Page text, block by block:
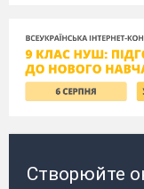
Створюйте